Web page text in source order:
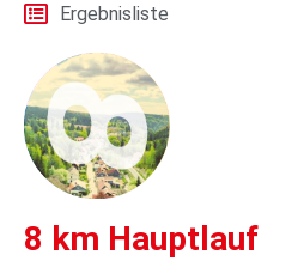
Ergebnisliste
8 km Hauptlauf